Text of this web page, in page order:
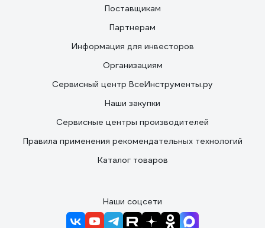
Поставщикам
Партнерам
Информация для инвесторов
Организациям
Сервисный центр ВсеИнструменты.ру
Наши закупки
Сервисные центры производителей
Правила применения рекомендательных технологий
Каталог товаров
Наши соцсети